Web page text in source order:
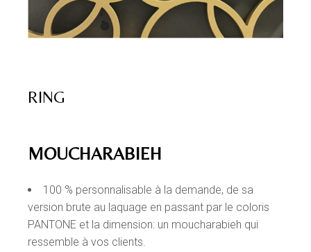
RING
MOUCHARABIEH
100 % personnalisable à la demande, de sa
version brute au laquage en passant par le coloris
PANTONE et la dimension: un moucharabieh qui
ressemble à vos clients.